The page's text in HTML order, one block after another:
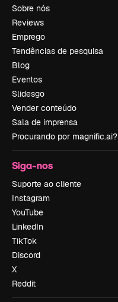
Sobre nós
Reviews
Emprego
Tendências de pesquisa
Blog
Eventos
Slidesgo
Vender conteúdo
Sala de imprensa
Procurando por magnific.ai?
Siga-nos
Suporte ao cliente
Instagram
YouTube
LinkedIn
TikTok
Discord
X
Reddit